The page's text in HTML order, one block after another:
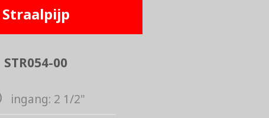
Straalpijp
STR054-00
ingang: 2 1/2"